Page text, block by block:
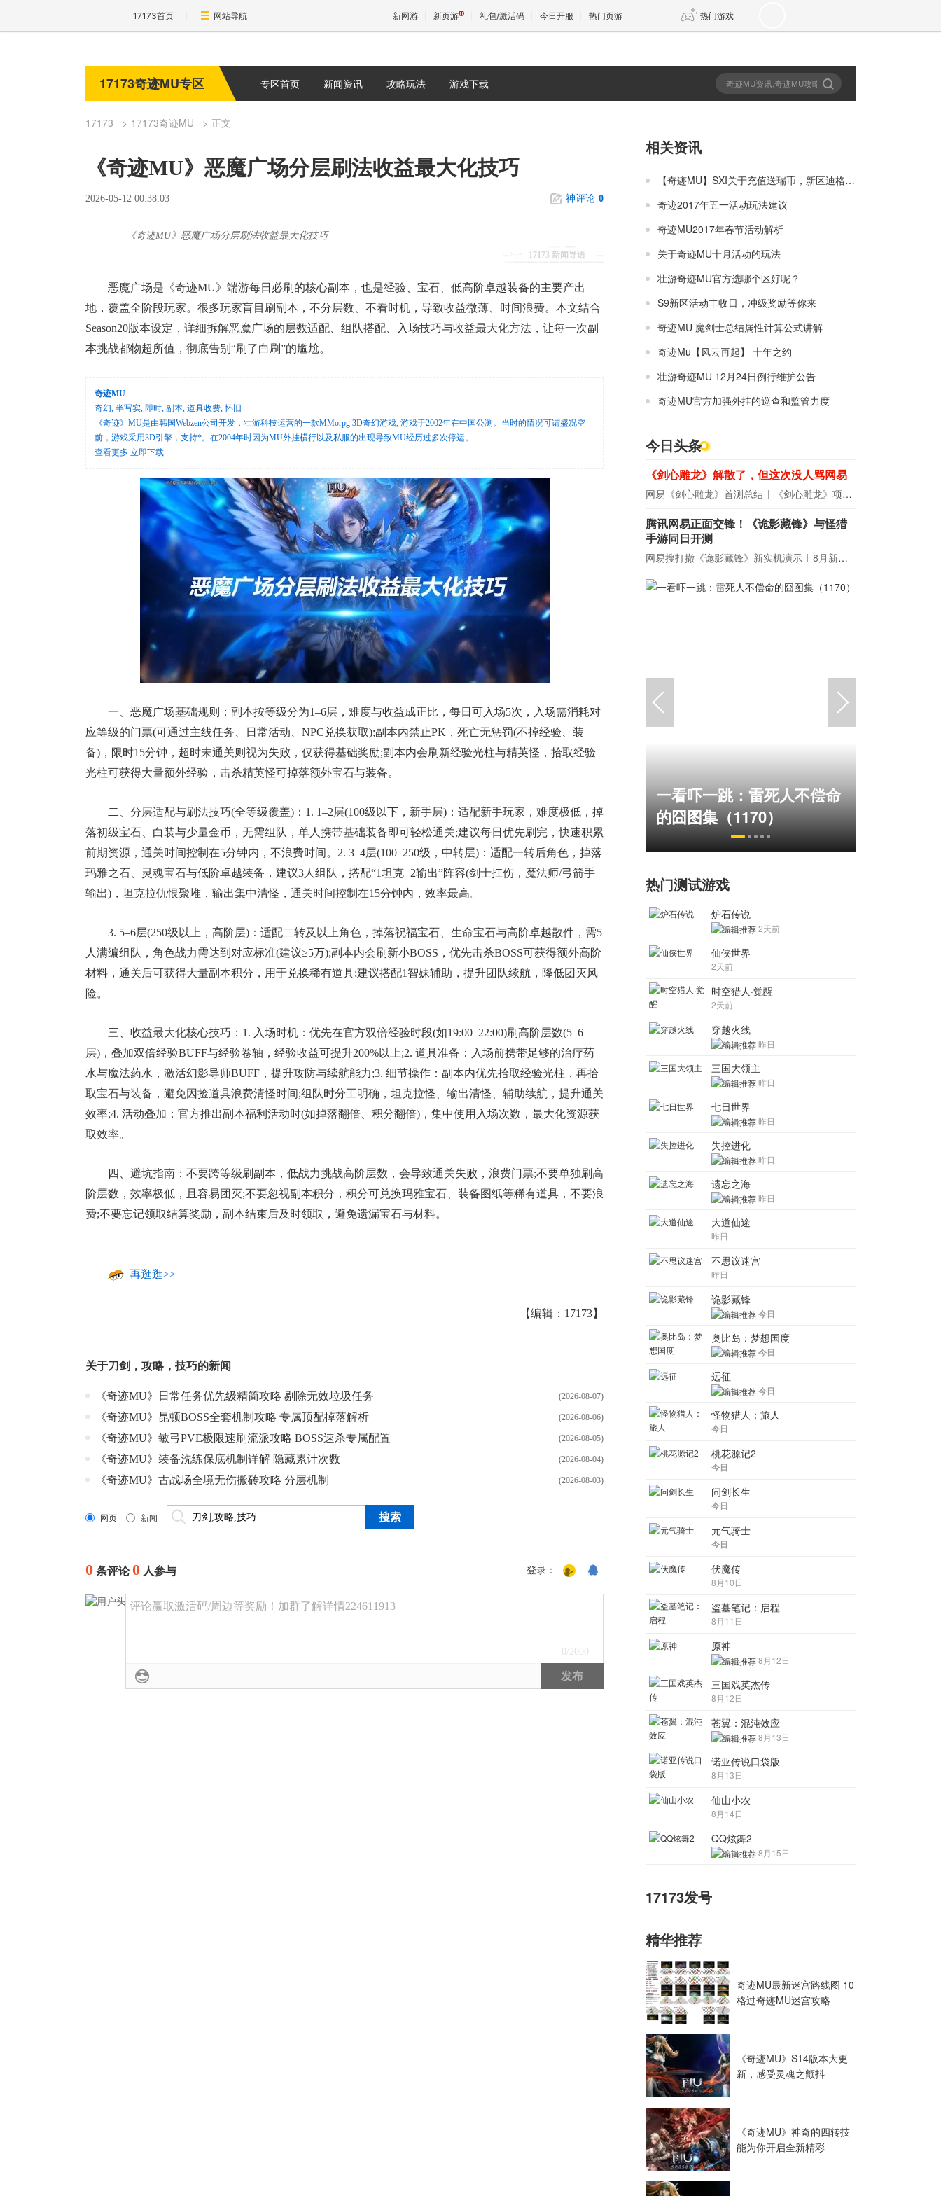
17173首页 网站导航 新网游 新页游 礼包/激活码 今日开服 热门页游 热门游戏
传奇4
17173奇迹MU专区 专区首页 新闻资讯 攻略玩法 游戏下载
17173 17173奇迹MU 正文
《奇迹MU》恶魔广场分层刷法收益最大化技巧
2026-05-12 00:38:03 神评论 0
17173 新闻导语
《奇迹MU》恶魔广场分层刷法收益最大化技巧
恶魔广场是《奇迹MU》端游每日必刷的核心副本，也是经验、宝石、低高阶卓越装备的主要产出
地，覆盖全阶段玩家。很多玩家盲目刷副本，不分层数、不看时机，导致收益微薄、时间浪费。本文结合
Season20版本设定，详细拆解恶魔广场的层数适配、组队搭配、入场技巧与收益最大化方法，让每一次副
本挑战都物超所值，彻底告别“刷了白刷”的尴尬。
奇迹MU
奇幻, 半写实, 即时, 副本, 道具收费, 怀旧
《奇迹》MU是由韩国Webzen公司开发，壮游科技运营的一款MMorpg 3D奇幻游戏, 游戏于2002年在中国公测。当时的情况可谓盛况空
前，游戏采用3D引擎，支持*。在2004年时因为MU外挂横行以及私服的出现导致MU经历过多次停运。
查看更多 立即下载
一、恶魔广场基础规则：副本按等级分为1–6层，难度与收益成正比，每日可入场5次，入场需消耗对
应等级的门票(可通过主线任务、日常活动、NPC兑换获取);副本内禁止PK，死亡无惩罚(不掉经验、装
备)，限时15分钟，超时未通关则视为失败，仅获得基础奖励;副本内会刷新经验光柱与精英怪，拾取经验
光柱可获得大量额外经验，击杀精英怪可掉落额外宝石与装备。
二、分层适配与刷法技巧(全等级覆盖)：1. 1–2层(100级以下，新手层)：适配新手玩家，难度极低，掉
落初级宝石、白装与少量金币，无需组队，单人携带基础装备即可轻松通关;建议每日优先刷完，快速积累
前期资源，通关时间控制在5分钟内，不浪费时间。2. 3–4层(100–250级，中转层)：适配一转后角色，掉落
玛雅之石、灵魂宝石与低阶卓越装备，建议3人组队，搭配“1坦克+2输出”阵容(剑士扛伤，魔法师/弓箭手
输出)，坦克拉仇恨聚堆，输出集中清怪，通关时间控制在15分钟内，效率最高。
3. 5–6层(250级以上，高阶层)：适配二转及以上角色，掉落祝福宝石、生命宝石与高阶卓越散件，需5
人满编组队，角色战力需达到对应标准(建议≥5万);副本内会刷新小BOSS，优先击杀BOSS可获得额外高阶
材料，通关后可获得大量副本积分，用于兑换稀有道具;建议搭配1智妹辅助，提升团队续航，降低团灭风
险。
三、收益最大化核心技巧：1. 入场时机：优先在官方双倍经验时段(如19:00–22:00)刷高阶层数(5–6
层)，叠加双倍经验BUFF与经验卷轴，经验收益可提升200%以上;2. 道具准备：入场前携带足够的治疗药
水与魔法药水，激活幻影导师BUFF，提升攻防与续航能力;3. 细节操作：副本内优先拾取经验光柱，再拾
取宝石与装备，避免因捡道具浪费清怪时间;组队时分工明确，坦克拉怪、输出清怪、辅助续航，提升通关
效率;4. 活动叠加：官方推出副本福利活动时(如掉落翻倍、积分翻倍)，集中使用入场次数，最大化资源获
取效率。
四、避坑指南：不要跨等级刷副本，低战力挑战高阶层数，会导致通关失败，浪费门票;不要单独刷高
阶层数，效率极低，且容易团灭;不要忽视副本积分，积分可兑换玛雅宝石、装备图纸等稀有道具，不要浪
费;不要忘记领取结算奖励，副本结束后及时领取，避免遗漏宝石与材料。
再逛逛>>
【编辑：17173】
关于刀剑 ， 攻略， 技巧的新闻
(2026-08-07)
《奇迹MU》日常任务优先级精简攻略 剔除无效垃圾任务
(2026-08-06)
《奇迹MU》昆顿BOSS全套机制攻略 专属顶配掉落解析
(2026-08-05)
《奇迹MU》敏弓PVE极限速刷流派攻略 BOSS速杀专属配置
(2026-08-04)
《奇迹MU》装备洗练保底机制详解 隐藏累计次数
(2026-08-03)
《奇迹MU》古战场全境无伤搬砖攻略 分层机制
网页 新闻
0 条评论0 人参与 登录：
评论赢取激活码/周边等奖励！加群了解详情224611913
0 /2000
发布
相关资讯
【奇迹MU】SXI关于充值送瑞币，新区迪格里斯巨划算
奇迹2017年五一活动玩法建议
奇迹MU2017年春节活动解析
关于奇迹MU十月活动的玩法
壮游奇迹MU官方选哪个区好呢？
S9新区活动丰收日，冲级奖励等你来
奇迹MU 魔剑士总结属性计算公式讲解
奇迹Mu【风云再起】 十年之约
壮游奇迹MU 12月24日例行维护公告
奇迹MU官方加强外挂的巡查和监管力度
今日头条
《剑心雕龙》解散了，但这次没人骂网易
网易《剑心雕龙》首测总结 《剑心雕龙》项目宣布解散
腾讯网易正面交锋！《诡影藏锋》与怪猎
手游同日开测
网易搜打撤《诡影藏锋》新实机演示 8月新游前瞻：《诡秘之主》领衔
爆开启
一看吓一跳：雷死人不偿命
的囧图集（1170）
国内横版网游鼻
线150万人，三
1.19亿！
热门测试游戏
炉石传说
2天前
仙侠世界
2天前
时空猎人·觉醒
2天前
穿越火线
昨日
三国大领主
昨日
七日世界
昨日
失控进化
昨日
遗忘之海
昨日
大道仙途
昨日
不思议迷宫
昨日
诡影藏锋
今日
奥比岛：梦想国度
今日
远征
今日
怪物猎人：旅人
今日
桃花源记2
今日
问剑长生
今日
元气骑士
今日
伏魔传
8月10日
盗墓笔记：启程
8月11日
原神
8月12日
三国戏英杰传
8月12日
苍翼：混沌效应
8月13日
诺亚传说口袋版
8月13日
仙山小农
8月14日
QQ炫舞2
8月15日
17173发号
精华推荐
奇迹MU最新迷宫路线图 10
格过奇迹MU迷宫攻略
《奇迹MU》S14版本大更
新，感受灵魂之颤抖
《奇迹MU》神奇的四转技
能为你开启全新精彩